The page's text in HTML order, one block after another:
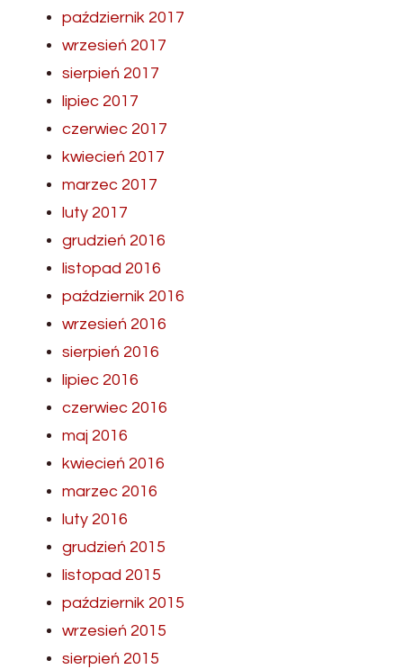
październik 2017
wrzesień 2017
sierpień 2017
lipiec 2017
czerwiec 2017
kwiecień 2017
marzec 2017
luty 2017
grudzień 2016
listopad 2016
październik 2016
wrzesień 2016
sierpień 2016
lipiec 2016
czerwiec 2016
maj 2016
kwiecień 2016
marzec 2016
luty 2016
grudzień 2015
listopad 2015
październik 2015
wrzesień 2015
sierpień 2015